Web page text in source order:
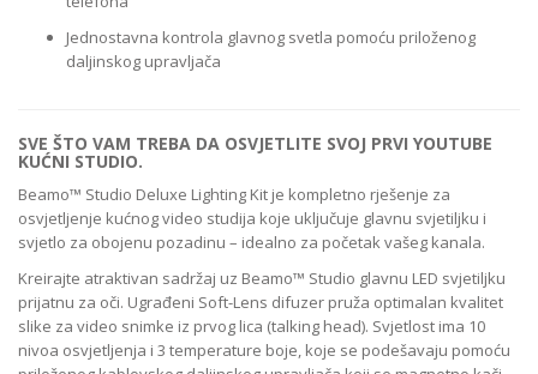
Jednostavna kontrola glavnog svetla pomoću priloženog
daljinskog upravljača
SVE ŠTO VAM TREBA DA OSVJETLITE SVOJ PRVI YOUTUBE
KUĆNI STUDIO.
Beamo™ Studio Deluxe Lighting Kit je kompletno rješenje za
osvjetljenje kućnog video studija koje uključuje glavnu svjetiljku i
svjetlo za obojenu pozadinu – idealno za početak vašeg kanala.
Kreirajte atraktivan sadržaj uz Beamo™ Studio glavnu LED svjetiljku
prijatnu za oči. Ugrađeni Soft-Lens difuzer pruža optimalan kvalitet
slike za video snimke iz prvog lica (talking head). Svjetlost ima 10
nivoa osvjetljenja i 3 temperature boje, koje se podešavaju pomoću